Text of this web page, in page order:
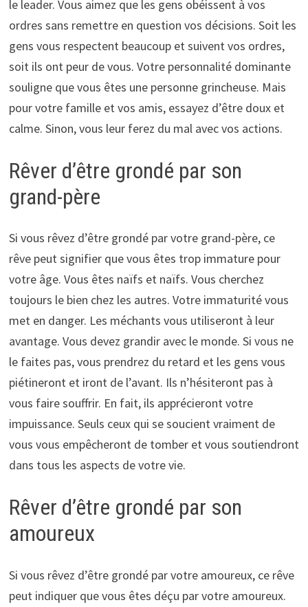
le leader. Vous aimez que les gens obéissent à vos
ordres sans remettre en question vos décisions. Soit les
gens vous respectent beaucoup et suivent vos ordres,
soit ils ont peur de vous. Votre personnalité dominante
souligne que vous êtes une personne grincheuse. Mais
pour votre famille et vos amis, essayez d’être doux et
calme. Sinon, vous leur ferez du mal avec vos actions.
Rêver d’être grondé par son
grand-père
Si vous rêvez d’être grondé par votre grand-père, ce
rêve peut signifier que vous êtes trop immature pour
votre âge. Vous êtes naïfs et naïfs. Vous cherchez
toujours le bien chez les autres. Votre immaturité vous
met en danger. Les méchants vous utiliseront à leur
avantage. Vous devez grandir avec le monde. Si vous ne
le faites pas, vous prendrez du retard et les gens vous
piétineront et iront de l’avant. Ils n’hésiteront pas à
vous faire souffrir. En fait, ils apprécieront votre
impuissance. Seuls ceux qui se soucient vraiment de
vous vous empêcheront de tomber et vous soutiendront
dans tous les aspects de votre vie.
Rêver d’être grondé par son
amoureux
Si vous rêvez d’être grondé par votre amoureux, ce rêve
peut indiquer que vous êtes déçu par votre amoureux.